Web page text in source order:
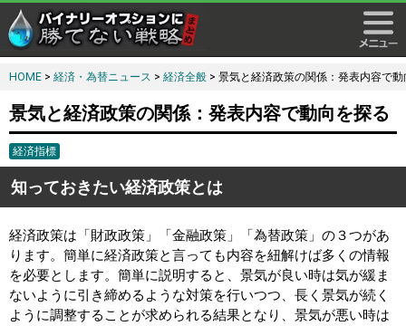
HOME > 経済・為替ニュース > 経済全般 > 景気と経済政策の関係：発表内容で
景気と経済政策の関係：発表内容で動向を探る
経済指標
知っておきたい経済政策とは
経済政策は「財政政策」「金融政策」「為替政策」の３つがあ
ります。簡単に経済政策と言っても内容を紐解けば多くの情報
を必要とします。簡単に説明すると、景気が良い時は気が緩ま
ないように引き締めるような対策を行いつつ、長く景気が続く
ように調整することが求められる結果となり、景気が悪い時は